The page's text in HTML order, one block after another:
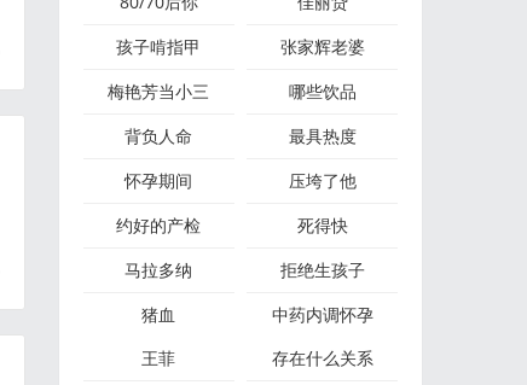
孩子啃指甲
张家辉老婆
梅艳芳当小三
哪些饮品
背负人命
最具热度
怀孕期间
压垮了他
约好的产检
死得快
马拉多纳
拒绝生孩子
猪血
中药内调怀孕
王菲
存在什么关系